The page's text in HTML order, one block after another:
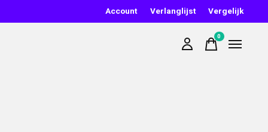
Account Verlanglijst Vergelijk
0items